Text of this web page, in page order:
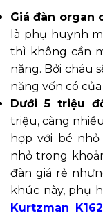
Giá đàn organ
là phụ huynh
thì không cần
năng. Bởi cháu
năng vốn có
Dưới 5 triệu
triệu, càng
hợp với bé
nhỏ trong
đàn giá rẻ
khúc này, phụ
Kurtzman K162